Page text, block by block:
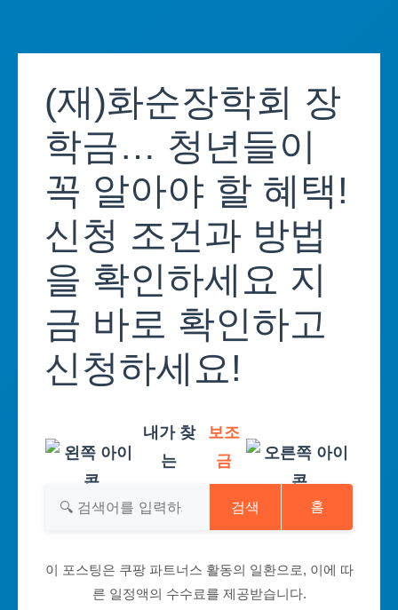
content(재)화순장학회 장
학금… 청년들이
꼭 알아야 할 혜택!
신청 조건과 방법
을 확인하세요 지
금 바로 확인하고
신청하세요!
내가 찾
는
보조
금
검색 홈
이 포스팅은 쿠팡 파트너스 활동의 일환으로, 이에 따
른 일정액의 수수료를 제공받습니다.